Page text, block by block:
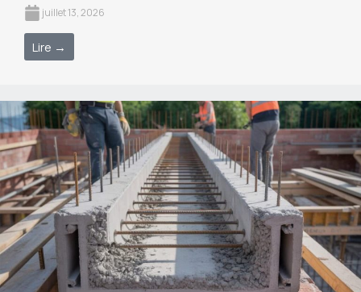
juillet 13, 2026
Lire →